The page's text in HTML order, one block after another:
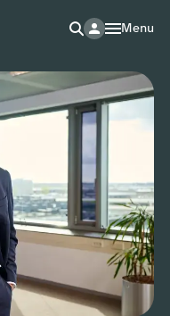
Menu